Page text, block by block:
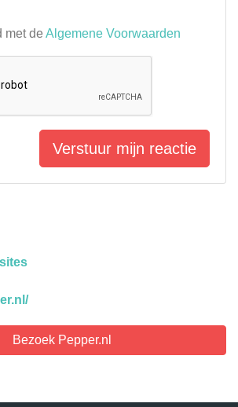
Bezoek Pepper.nl
met de Algemene Voorwaarden
Verstuur mijn reactie